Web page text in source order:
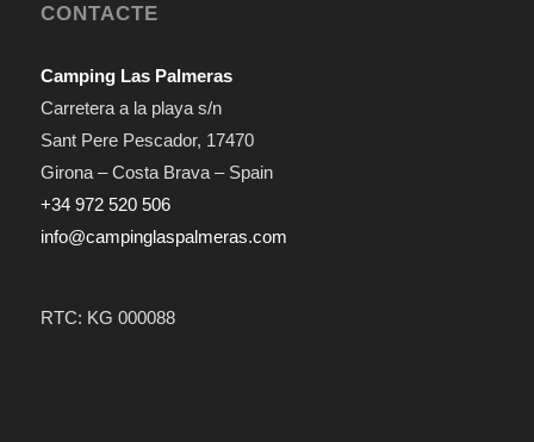
CONTACTE
Camping Las Palmeras
Carretera a la playa s/n
Sant Pere Pescador, 17470
Girona – Costa Brava – Spain
+34 972 520 506
info@campinglaspalmeras.com
RTC: KG 000088